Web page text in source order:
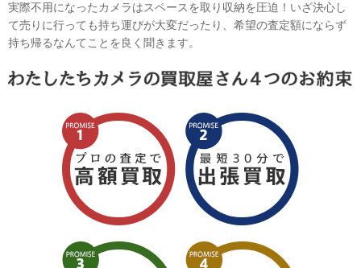
実際不用になったカメラはスペースを取り収納を圧迫！いざ決心し
て売りに行っても持ち運びが大変だったり、希望の査定額にならず
持ち帰るなんてことを良く聞きます。